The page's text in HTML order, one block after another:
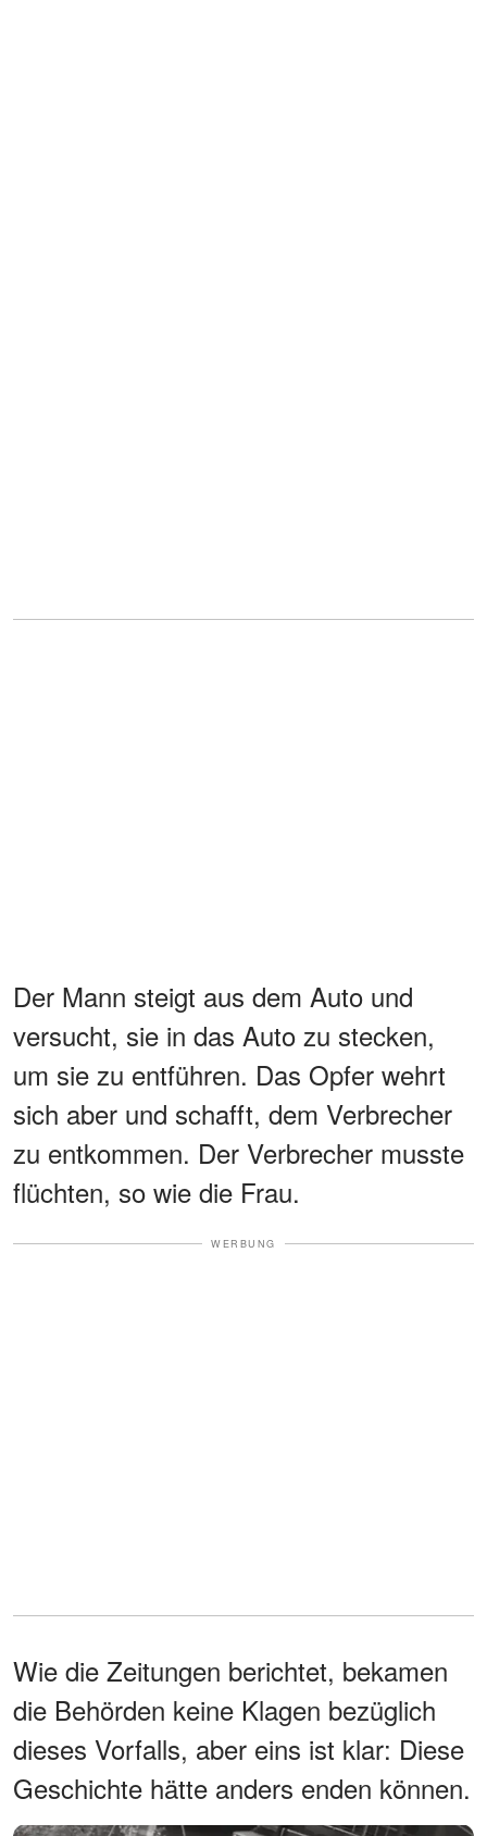
Der Mann steigt aus dem Auto und
versucht, sie in das Auto zu stecken,
um sie zu entführen. Das Opfer wehrt
sich aber und schafft, dem Verbrecher
zu entkommen. Der Verbrecher musste
flüchten, so wie die Frau.
WERBUNG
Wie die Zeitungen berichtet, bekamen
die Behörden keine Klagen bezüglich
dieses Vorfalls, aber eins ist klar: Diese
Geschichte hätte anders enden können.